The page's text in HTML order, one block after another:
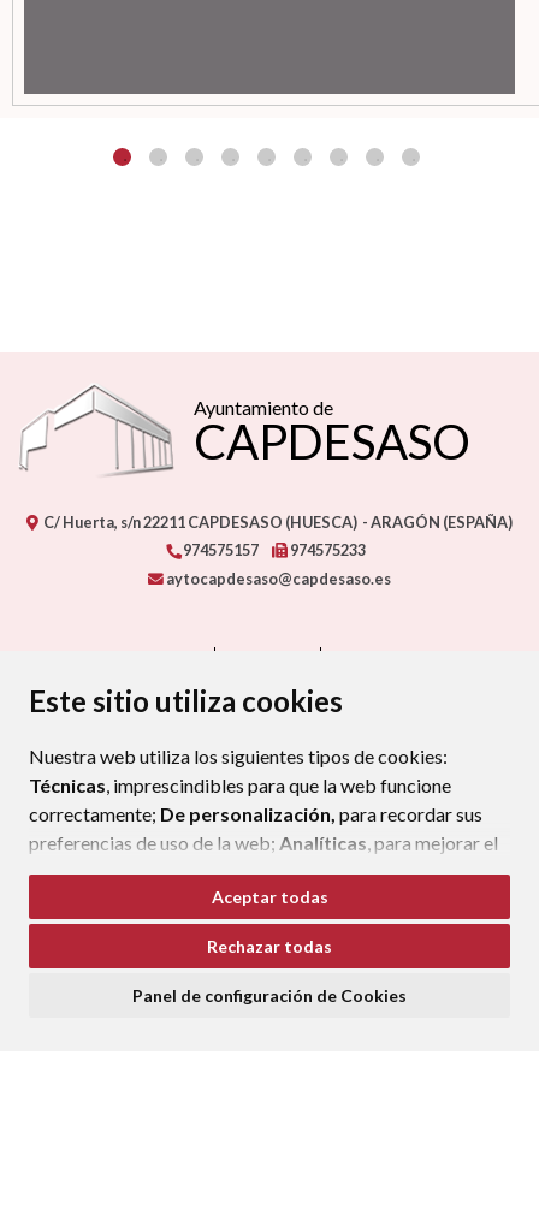
Este sitio utiliza cookies
Nuestra web utiliza los siguientes tipos de cookies:
Técnicas, imprescindibles para que la web funcione
correctamente; De personalización, para recordar sus
preferencias de uso de la web; Analíticas, para mejorar el
funcionamiento de la web y sus servicios.
Si acepta pulsando el botón“Aceptar todas”
consideramos que acepta su uso. Si pulsa el botón
ninguna acción, se guardarán las cookies técnicas
Aceptar todas
Rechazar todas
Panel de configuración de Cookies
Ayuntamiento de
CAPDESASO
C/ Huerta, s/n22211CAPDESASO (HUESCA) - ARAGÓN (ESPAÑA)
974575157
974575233
aytocapdesaso@capdesaso.es
PROTECCIÓN DE DATOS
POLÍTICA DE COOKIES